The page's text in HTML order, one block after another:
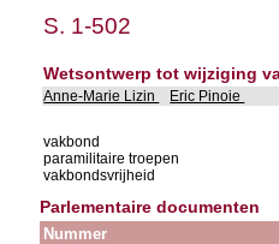
S. 1-502
Wetsontwerp tot wijziging
Anne-Marie Lizin Eric Pinoie
vakbond
paramilitaire troepen
vakbondsvrijheid
Parlementaire documenten
Nummer